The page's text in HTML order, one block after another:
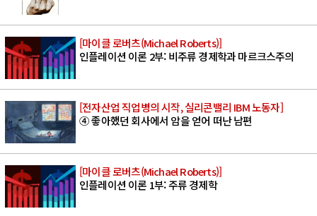
[마이클 로버츠(Michael Roberts)]
인플레이션 이론 2부: 비주류 경제학과 마르크스주의
[전자산업 직업병의 시작, 실리콘밸리 IBM 노동자]
④ 좋아했던 회사에서 암을 얻어 떠난 남편
[마이클 로버츠(Michael Roberts)]
인플레이션 이론 1부: 주류 경제학